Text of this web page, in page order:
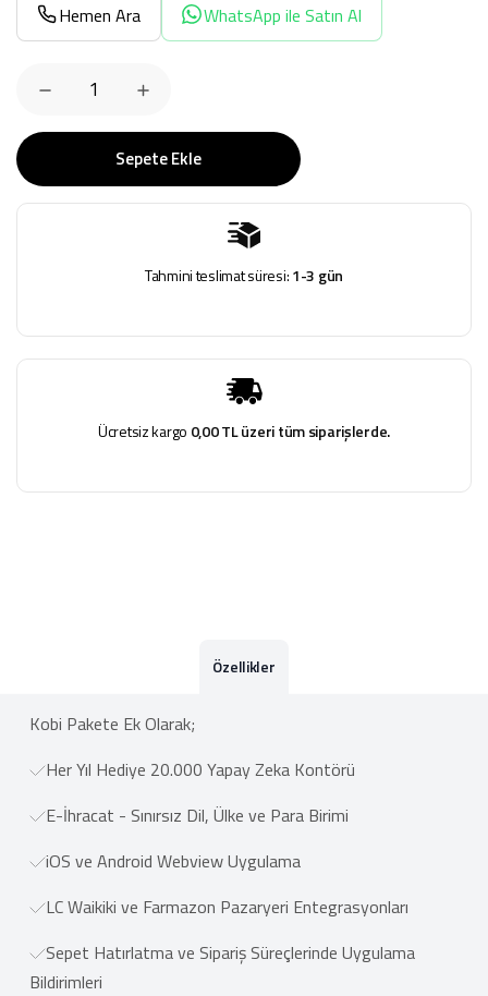
Hemen Ara WhatsApp ile Satın Al
Sepete Ekle
Tahmini teslimat süresi:1-3 gün
Ücretsiz kargo 0,00 TL üzeri tüm siparişlerde.
Özellikler
Kobi Pakete Ek Olarak;
Her Yıl Hediye 20.000 Yapay Zeka Kontörü
E-İhracat - Sınırsız Dil, Ülke ve Para Birimi
iOS ve Android Webview Uygulama
LC Waikiki ve Farmazon Pazaryeri Entegrasyonları
Sepet Hatırlatma ve Sipariş Süreçlerinde Uygulama
Bildirimleri